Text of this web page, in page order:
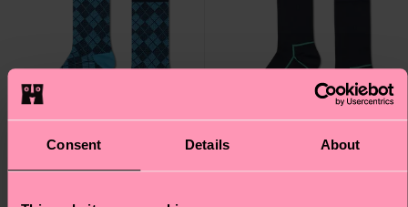
Consent Details About